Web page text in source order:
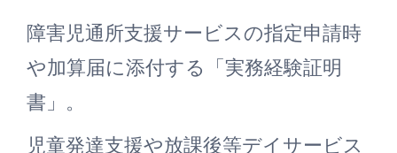
障害児通所支援サービスの指定申請時
や加算届に添付する「実務経験証明
書」。
児童発達支援や放課後等デイサービス